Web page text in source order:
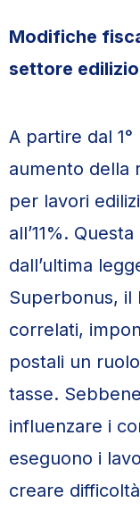
Modifiche
settore edilizio
A partire dal
aumento della
per lavori
all’11%.
dall’ultima
Superbonus, il
correlati,
postali un
tasse.
influenzare i
eseguono i
creare